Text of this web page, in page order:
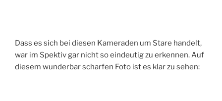
Dass es sich bei diesen Kameraden um Stare handelt,
war im Spektiv gar nicht so eindeutig zu erkennen. Auf
diesem wunderbar scharfen Foto ist es klar zu sehen: